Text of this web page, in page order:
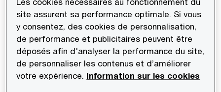
58 %
des opérations menées par des corporates et +5
points pour l'activité des fonds
Les cookies nécessaires au fonctionnement du
site assurent sa performance optimale. Si vous
y consentez, des cookies de personnalisation,
de performance et publicitaires peuvent être
déposés afin d'analyser la performance du site,
de personnaliser les contenus et d’améliorer
votre expérience. Information sur les cookies